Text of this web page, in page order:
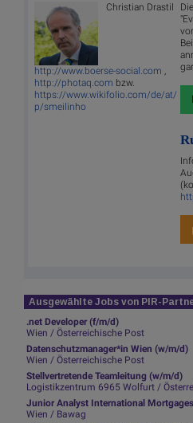
Christian Drastil
http://www.boerse-social.com
http://photaq.com bzw.
https://www.wikifolio.com/de/at/
p/smeilinho
Ausgewählte Jobs von PIR-
.net Developer (f/m/d)
Wien / Österreichische Post
Datenschutzmanager*in Wien (w/m/d)
Wien / Österreichische Post
Stellvertretende Teamleitung (w/m/d)
Logistikzentrum 6965 Wolfurt /
Junior Analyst International
Wien / Bawag